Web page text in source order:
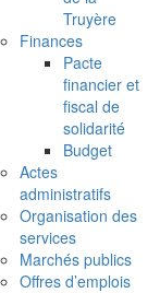
Truyère
Finances
Pacte
financier et
fiscal de
solidarité
Budget
Actes
administratifs
Organisation des
services
Marchés publics
Offres d’emplois